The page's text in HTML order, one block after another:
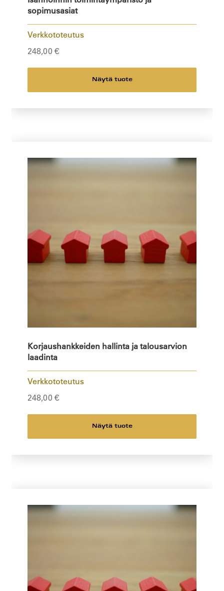
sopimusasiat
Verkkototeutus
248,00 €
Näytä tuote
Korjaushankkeiden hallinta ja talousarvion
laadinta
Verkkototeutus
248,00 €
Näytä tuote